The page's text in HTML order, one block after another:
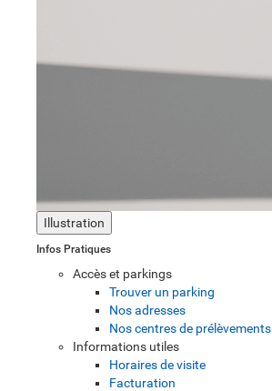
Illustration
Infos Pratiques
Accès et parkings
Trouver un parking
Nos adresses
Nos centres de prélèvements
Informations utiles
Horaires de visite
Facturation